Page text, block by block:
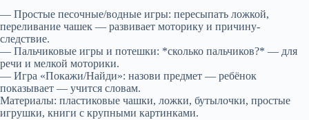
— Простые песочные/водные игры: пересыпать ложкой,
переливание чашек — развивает моторику и причину-
следствие.
— Пальчиковые игры и потешки: *сколько пальчиков?* — для
речи и мелкой моторики.
— Игра «Покажи/Найди»: назови предмет — ребёнок
показывает — учится словам.
Материалы: пластиковые чашки, ложки, бутылочки, простые
игрушки, книги с крупными картинками.